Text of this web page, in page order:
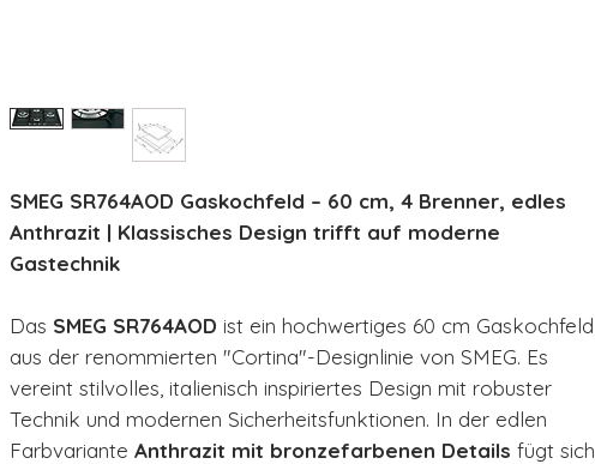
SMEG SR764AOD Gaskochfeld – 60 cm, 4 Brenner, edles
Anthrazit | Klassisches Design trifft auf moderne
Gastechnik
Das SMEG SR764AOD ist ein hochwertiges 60 cm Gaskochfeld
aus der renommierten "Cortina"-Designlinie von SMEG. Es
vereint stilvolles, italienisch inspiriertes Design mit robuster
Technik und modernen Sicherheitsfunktionen. In der edlen
Farbvariante Anthrazit mit bronzefarbenen Details fügt sich